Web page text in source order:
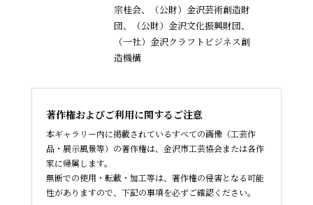
宗桂会、
（公財）金沢芸術創造財
団、（公財）金沢文化振興財団、
（一社）金沢クラフトビジネス創
造機構
著作権およびご利用に関するご注意
本ギャラリー内に掲載されているすべての画像（工芸作
品・展示風景等）の著作権は、金沢市工芸協会または各作
家に帰属します。
無断での使用・転載・加工等は、著作権の侵害となる可能
性がありますので、下記の事項を必ずご確認ください。